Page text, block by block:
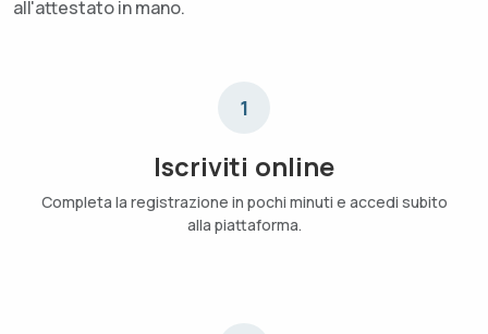
all'attestato in mano.
1
Iscriviti online
Completa la registrazione in pochi minuti e accedi subito
alla piattaforma.